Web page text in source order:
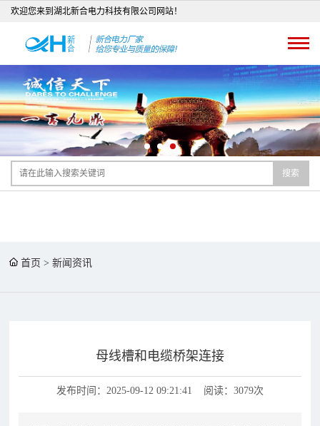
欢迎您来到湖北新合电力科技有限公司网站！
搜索
首页 >新闻资讯
母线槽和电缆桥架连接
发布时间：2025-09-12 09:21:41 阅读：3079次